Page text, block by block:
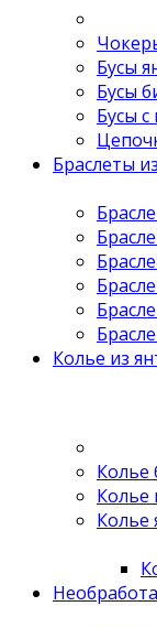
Бусы
Бусы
Бусы
Браслеты
Колье из
Колье
Колье
Колье